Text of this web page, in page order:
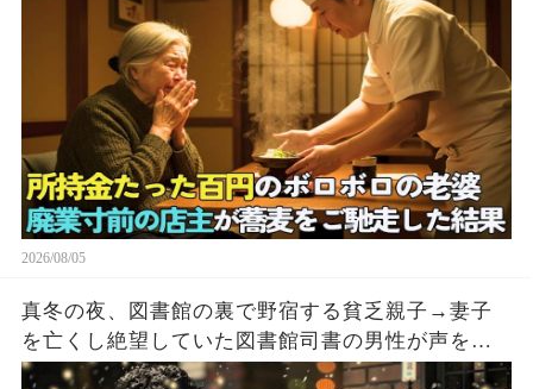
2026/08/05
真冬の夜、図書館の裏で野宿する貧乏親子→妻子
を亡くし絶望していた図書館司書の男性が声をか
けた結果…